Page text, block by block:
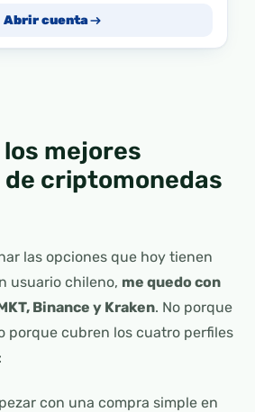
Abrir cuenta
mejores
criptomonedas
las opciones que hoy tienen
usuario chileno, me quedo con
Binance y Kraken. No porque
porque cubren los cuatro perfiles
con una compra simple en